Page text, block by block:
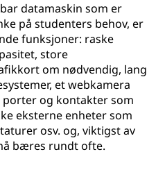
datamaskin som er
på studenters behov, er
funksjoner: raske
store
om nødvendig, lang
et webkamera
og kontakter som
eksterne enheter som
osv. og, viktigst av
bæres rundt ofte.